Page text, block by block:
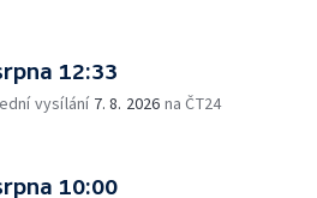
12:33
vysílání 7. 8. 2026 na ČT24
10:00